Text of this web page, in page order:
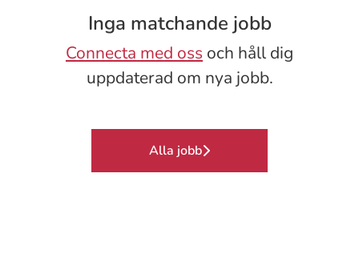
Inga matchande jobb
Connecta med oss och håll dig
uppdaterad om nya jobb.
Alla jobb